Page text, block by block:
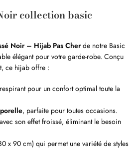
collection basic
Noir – Hijab Pas Cherde notre Basic
élégant pour votre garde-robe. Conçu
ce hijab offre :
respirant pour un confort optimal toute la
, parfaite pour toutes occasions.
avec son effet froissé, éliminant le besoin
x 90 cm) qui permet une variété de styles